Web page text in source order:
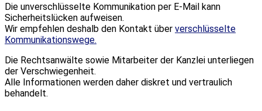
Die unverschlüsselte Kommunikation per E-Mail kann
Sicherheitslücken aufweisen.
Wir empfehlen deshalb den Kontakt über ver­schlüs­selte
Kommunikationswege.
Die Rechtsanwälte sowie Mitarbeiter der Kanzlei unterliegen
der Verschwiegenheit.
Alle Informationen werden daher diskret und vertraulich
behandelt.